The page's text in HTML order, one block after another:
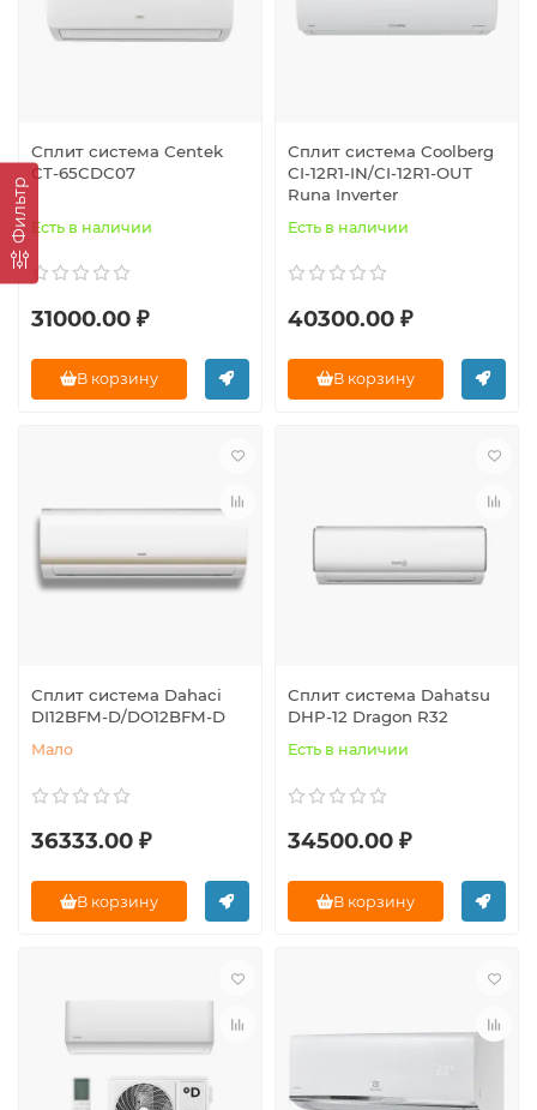
Фильтр
Сплит система Centek
CT-65CDC07
Есть в наличии
31000.00 ₽
В корзину
Сплит система Coolberg
CI-12R1-IN/CI-12R1-OUT
Runa Inverter
Есть в наличии
40300.00 ₽
В корзину
Сплит система Dahaci
DI12BFM-D/DO12BFM-D
Мало
36333.00 ₽
В корзину
Сплит система Dahatsu
DHP-12 Dragon R32
Есть в наличии
34500.00 ₽
В корзину